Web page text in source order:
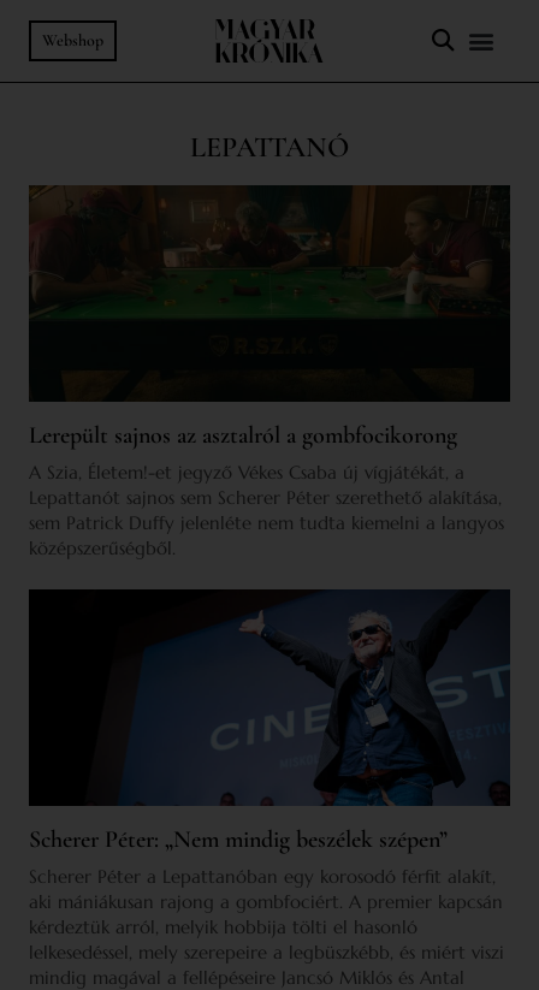
Webshop
LEPATTANÓ
Lerepült sajnos az asztalról a gombfocikorong
A Szia, Életem!-et jegyző Vékes Csaba új vígjátékát, a
Lepattanót sajnos sem Scherer Péter szerethető alakítása,
sem Patrick Duffy jelenléte nem tudta kiemelni a langyos
középszerűségből.
Scherer Péter: „Nem mindig beszélek szépen”
Scherer Péter a Lepattanóban egy korosodó férfit alakít,
aki mániákusan rajong a gombfociért. A premier kapcsán
kérdeztük arról, melyik hobbija tölti el hasonló
lelkesedéssel, mely szerepeire a legbüszkébb, és miért viszi
mindig magával a fellépéseire Jancsó Miklós és Antal